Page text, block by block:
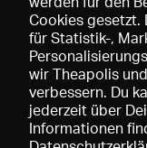
Cookies gesetzt.
für Statistik-,
wir Theapolis
verbessern. Du
jederzeit über
Informationen